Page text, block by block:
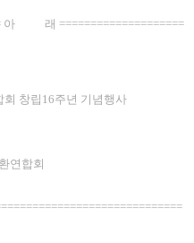
아 래 ====================
회 창립16주년 기념행사
연합회